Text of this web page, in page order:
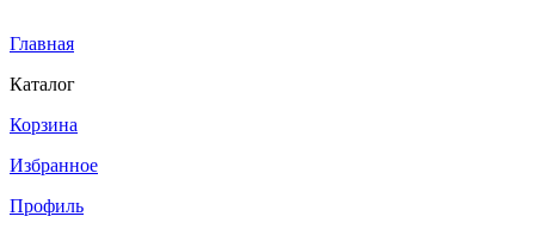
Главная
Каталог
Корзина
Избранное
Профиль